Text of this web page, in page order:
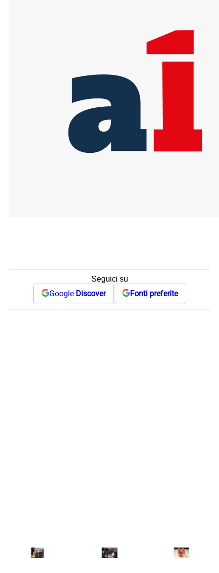
Seguici su
Google Discover Fonti preferite